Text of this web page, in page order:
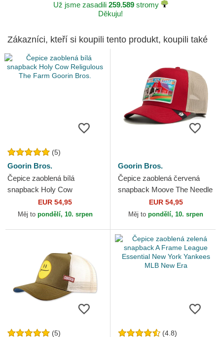
Už jsme zasadili 259.589stromy
Děkuju!
Zákazníci, kteří si koupili tento produkt, koupili také
(5)
Goorin Bros.
Čepice zaoblená bílá
snapback Holy Cow
Religulous The Farm Goorin
Bros.
EUR 54,95
Měj to pondělí, 10. srpen
Goorin Bros.
Čepice zaoblená červená
snapback Moove The Needle
Greener Grass The Farm
Goorin Bros.
EUR 54,95
Měj to pondělí, 10. srpen
(5) (4.8)